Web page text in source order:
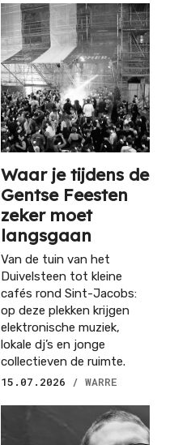
Waar je tijdens de
Gentse Feesten
zeker moet
langsgaan
Van de tuin van het
Duivelsteen tot kleine
cafés rond Sint-Jacobs:
op deze plekken krijgen
elektronische muziek,
lokale dj’s en jonge
collectieven de ruimte.
15.07.2026
/ WARRE